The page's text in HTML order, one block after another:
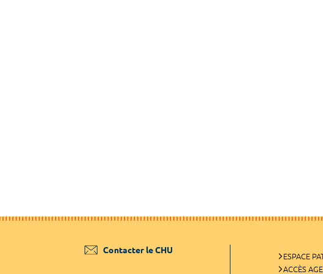
Contacter le CHU
ESPACE
ACCÈS